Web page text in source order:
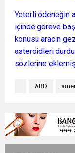
Yeterli ödeneğin
içinde göreve
konusu aracın
asteroidleri
sözlerine
ABD